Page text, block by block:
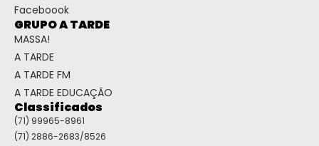
Faceboook
GRUPO A TARDE
MASSA!
A TARDE
A TARDE FM
A TARDE EDUCAÇÃO
Classificados
(71) 99965-8961
(71) 2886-2683/8526